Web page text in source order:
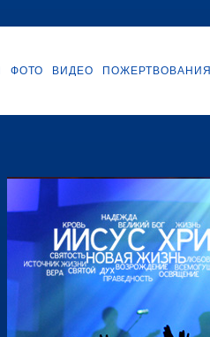
ФОТО ВИДЕО ПОЖЕРТВОВАНИЯ